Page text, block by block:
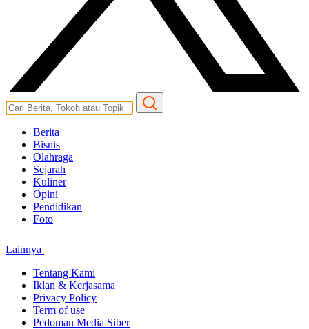
Berita
Bisnis
Olahraga
Sejarah
Kuliner
Opini
Pendidikan
Foto
Lainnya
Tentang Kami
Iklan & Kerjasama
Privacy Policy
Term of use
Pedoman Media Siber